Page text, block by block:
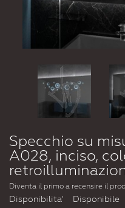
Specchio su
A028, inciso,
Diventa il primo a recensire il
Disponibilita'
Disponibile